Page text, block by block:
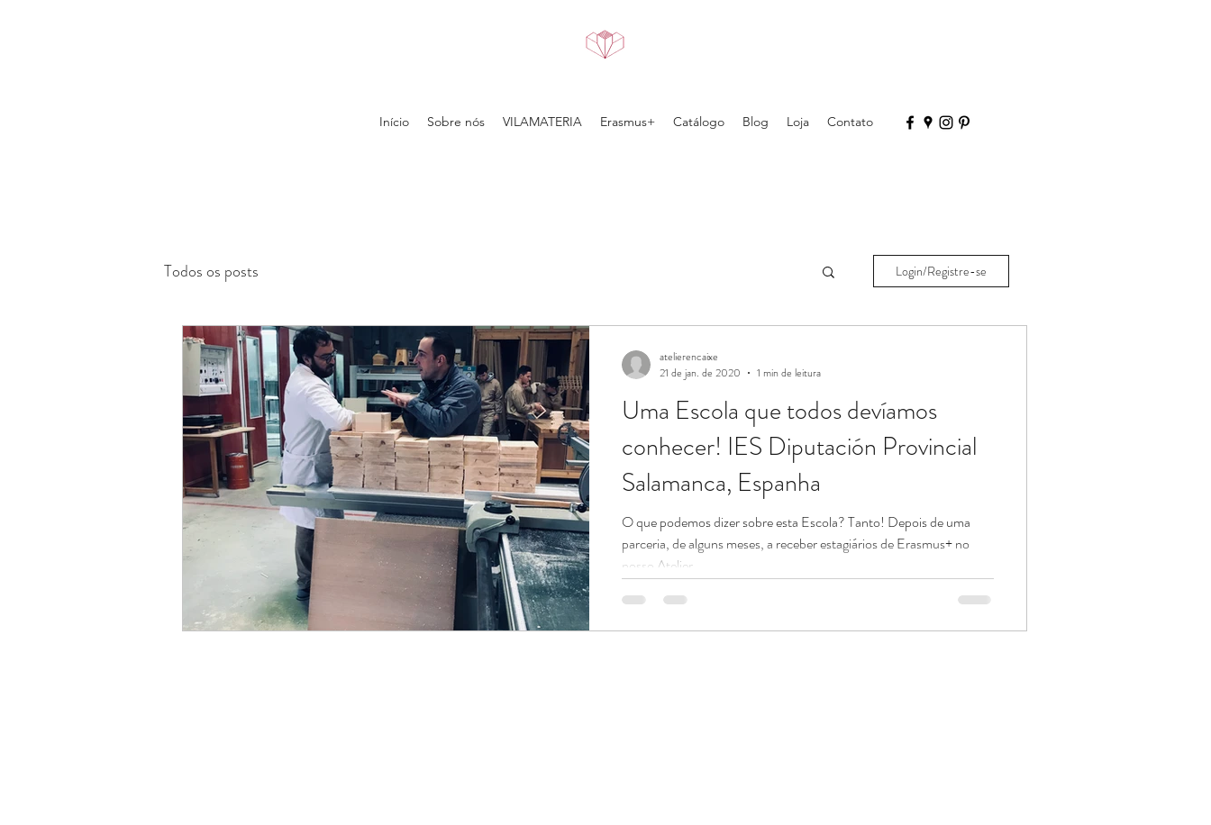
Início Sobre nós VILAMATERIA Erasmus+ Catálogo Blog Loja Contato
Todos os posts Login/Registre-se
Uma Escola que todos devíamos
conhecer! IES Diputación Provincial
Salamanca, Espanha
O que podemos dizer sobre esta Escola? Tanto! Depois de uma
parceria, de alguns meses, a receber estagiários de Erasmus+ no
nosso Atelier...
atelierencaixe
21 de jan. de 2020
1 min de leitura